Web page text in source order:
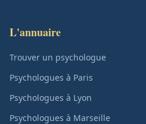
L'annuaire
Trouver un psychologue
Psychologues à Paris
Psychologues à Lyon
Psychologues à Marseille